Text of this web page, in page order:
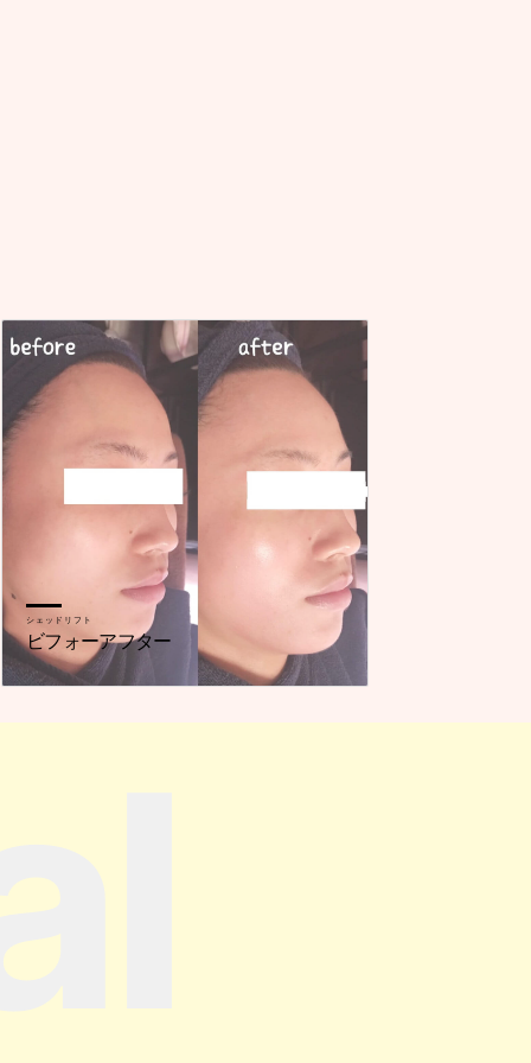
シェッドリフト
ビフォーアフター